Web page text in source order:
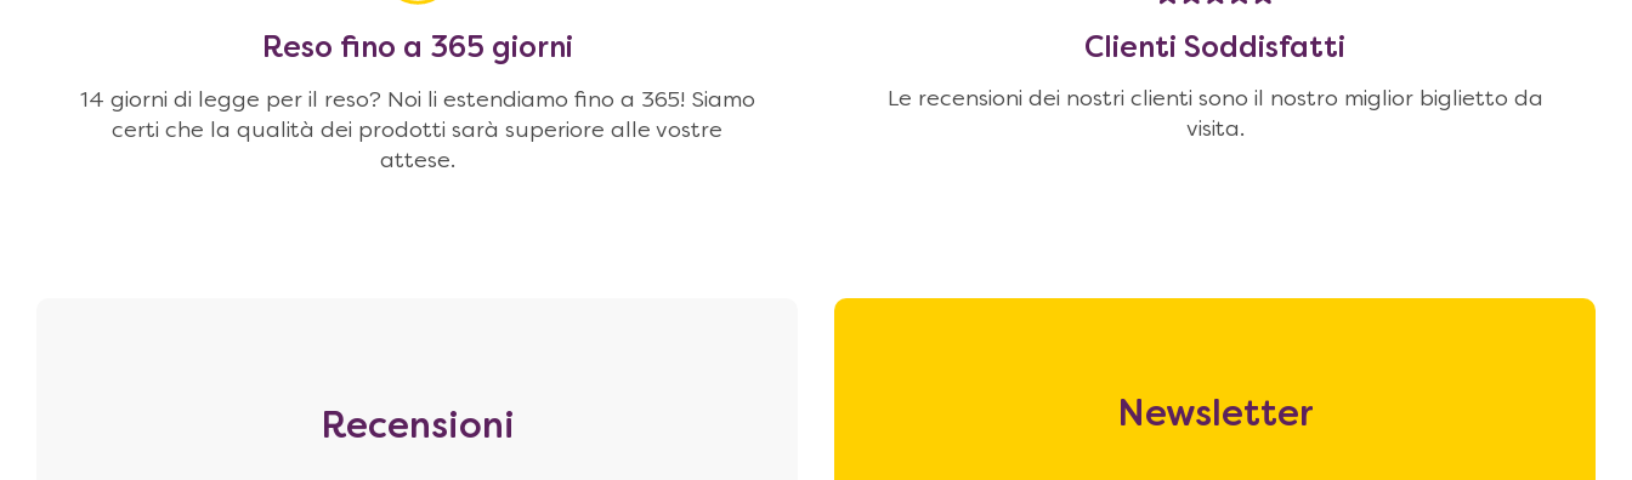
Reso fino a 365 giorni
14 giorni di legge per il reso? Noi li estendiamo fino a 365! Siamo
certi che la qualità dei prodotti sarà superiore alle vostre
attese.
Clienti Soddisfatti
Le recensioni dei nostri clienti sono il nostro miglior biglietto da
visita.
Recensioni Newsletter